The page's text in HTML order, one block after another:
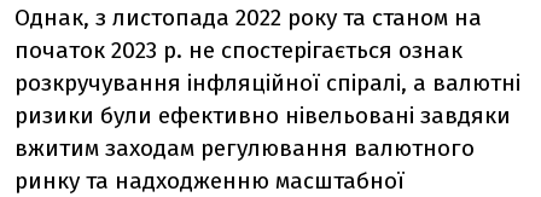
Однак, з листопада 2022 року та станом на
початок 2023 р. не спостерігається ознак
розкручування інфляційної спіралі, а валютні
ризики були ефективно нівельовані завдяки
вжитим заходам регулювання валютного
ринку та надходженню масштабної